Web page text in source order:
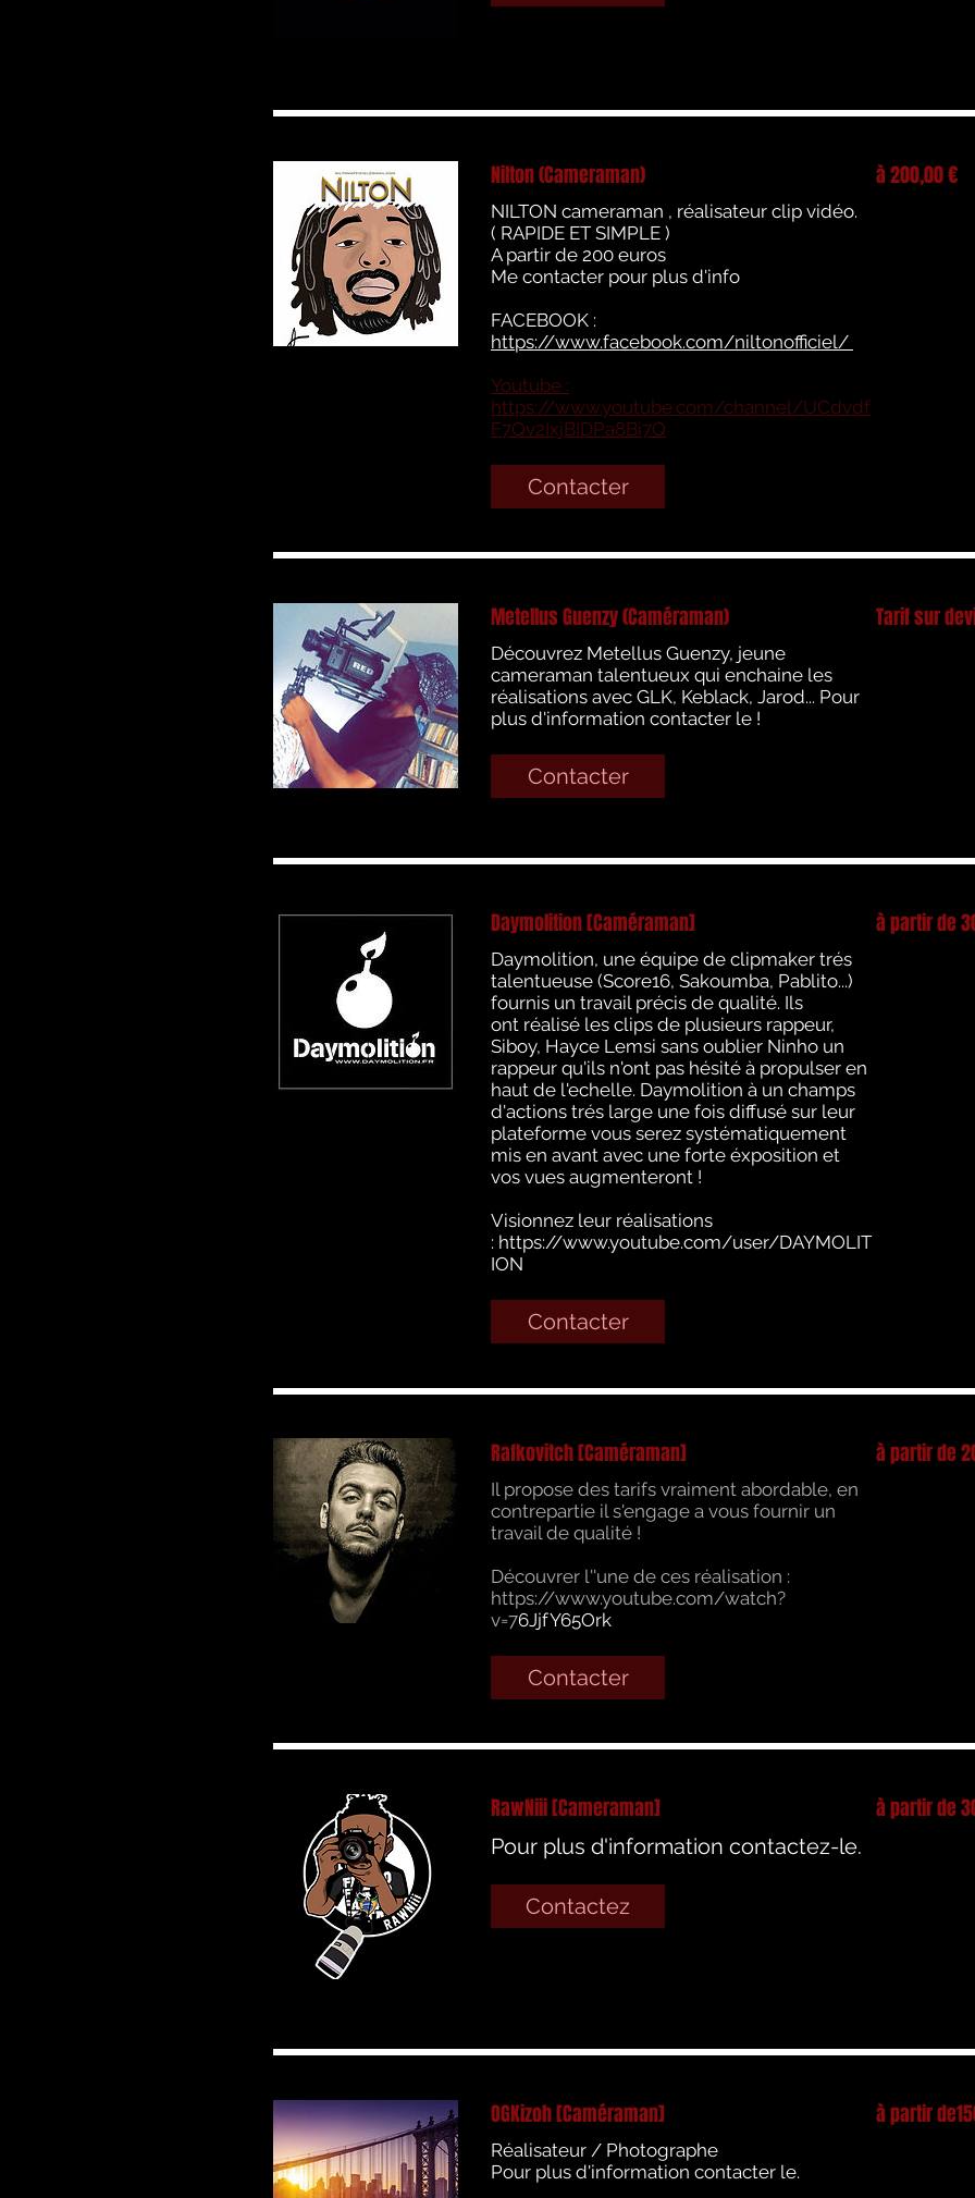
Nilton (Cameraman)
NILTON cameraman , réalisateur clip vidéo.
( RAPIDE ET SIMPLE )
A partir de 200 euros
Me contacter pour plus d'info
FACEBOOK :
https://www.facebook.com/niltonofficiel/
Youtube :
https://www.youtube.com/channel/UCdvdf
F7Qv2IxjBIDPa8Bi7Q
Contacter
à 200,00 €
Metellus Guenzy (Caméraman)
Découvrez Metellus Guenzy, jeune
cameraman talentueux qui enchaine les
réalisations avec GLK, Keblack, Jarod... Pour
plus d'information contacter le !
Contacter
Tarif sur
Daymolition [Caméraman]
Daymolition, une équipe de clipmaker trés
talentueuse (Score16, Sakoumba, Pablito...)
fournis un travail précis de qualité. Ils
ont réalisé les clips de plusieurs rappeur,
Siboy, Hayce Lemsi sans oublier Ninho un
rappeur qu'ils n'ont pas hésité à propulser en
haut de l'echelle. Daymolition à un champs
d'actions trés large une fois diffusé sur leur
plateforme vous serez systématiquement
mis en avant avec une forte éxposition et
vos vues augmenteront !
Visionnez leur réalisations
: https://www.youtube.com/user/DAYMOLIT
ION
Contacter
à partir de
Rafkovitch [Caméraman]
Il propose des tarifs vraiment abordable, en
contrepartie il s'engage a vous fournir un
travail de qualité !
Découvrer l''une de ces réalisation :
https://www.youtube.com/watch?
v=76JjfY65Ork
Contacter
à partir de
RawNiii [Cameraman]
Pour plus d'information contactez-le.
Contactez
à partir de
OGKizoh [Caméraman]
Réalisateur / Photographe
Pour plus d'information contacter le.
à partir